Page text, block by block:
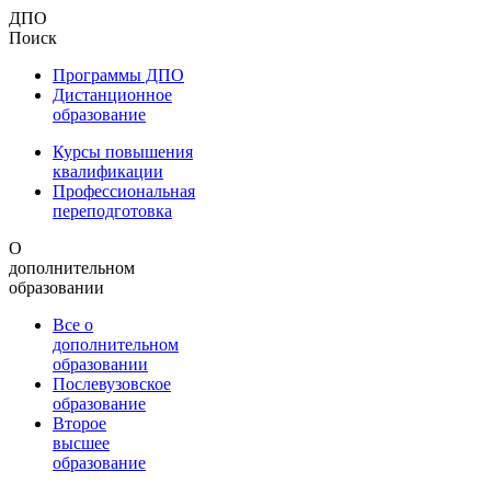
ДПО
Поиск
Программы ДПО
Дистанционное
образование
Курсы повышения
квалификации
Профессиональная
переподготовка
О
дополнительном
образовании
Все о
дополнительном
образовании
Послевузовское
образование
Второе
высшее
образование